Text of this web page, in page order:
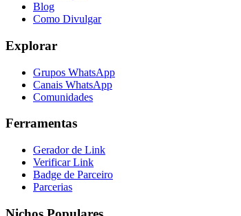
Blog
Como Divulgar
Explorar
Grupos WhatsApp
Canais WhatsApp
Comunidades
Ferramentas
Gerador de Link
Verificar Link
Badge de Parceiro
Parcerias